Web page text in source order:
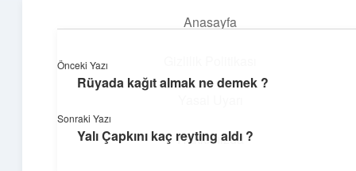
Anasayfa
Hakkımızda
Teknoloji ve Aşk
Dijital dünyada keyifli bir macera!
Önceki Yazı
Rüyada kağıt almak ne demek ?
Sonraki Yazı
Yalı Çapkını kaç reyting aldı ?